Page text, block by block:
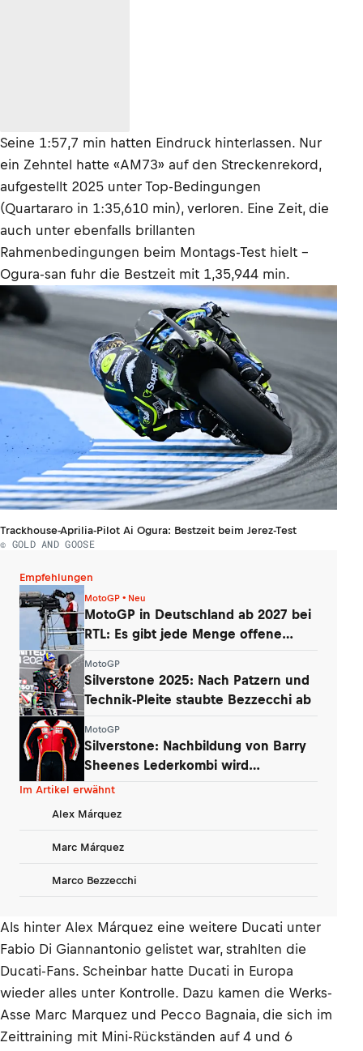
Seine 1:57,7 min hatten Eindruck hinterlassen. Nur
ein Zehntel hatte «AM73» auf den Streckenrekord,
aufgestellt 2025 unter Top-Bedingungen
(Quartararo in 1:35,610 min), verloren. Eine Zeit, die
auch unter ebenfalls brillanten
Rahmenbedingungen beim Montags-Test hielt –
Ogura-san fuhr die Bestzeit mit 1,35,944 min.
Trackhouse-Aprilia-Pilot Ai Ogura: Bestzeit beim Jerez-Test
© GOLD AND GOOSE
Empfehlungen
MotoGP • Neu
MotoGP in Deutschland ab 2027 bei
RTL: Es gibt jede Menge offene
MotoGP
Silverstone 2025: Nach Patzern und
Technik-Pleite staubte Bezzecchi ab
MotoGP
Silverstone: Nachbildung von Barry
Sheenes Lederkombi wird
versteigert
Im Artikel erwähnt
Alex Márquez
Marc Márquez
Marco Bezzecchi
Als hinter Alex Márquez eine weitere Ducati unter
Fabio Di Giannantonio gelistet war, strahlten die
Ducati-Fans. Scheinbar hatte Ducati in Europa
wieder alles unter Kontrolle. Dazu kamen die Werks-
Asse Marc Marquez und Pecco Bagnaia, die sich im
Zeittraining mit Mini-Rückständen auf 4 und 6